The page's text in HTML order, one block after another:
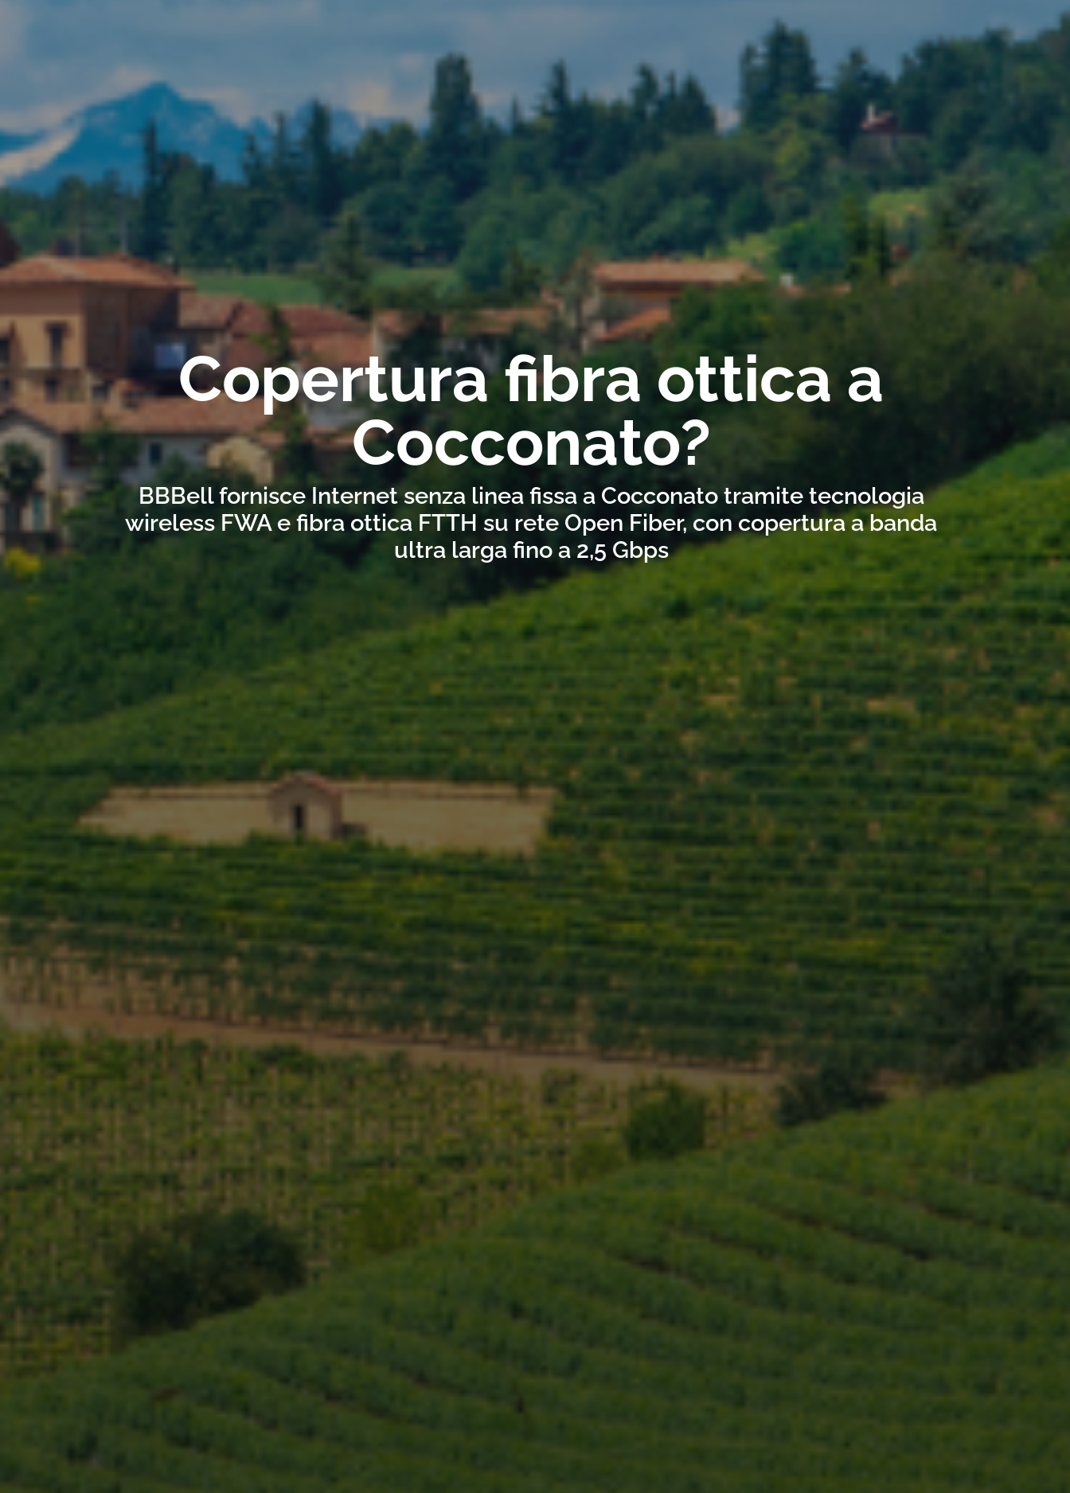
Copertura fibra ottica a
Cocconato?
BBBell fornisce Internet senza linea fissa a Cocconato tramite tecnologia
wireless FWA e fibra ottica FTTH su rete Open Fiber, con copertura a banda
ultra larga fino a 2,5 Gbps